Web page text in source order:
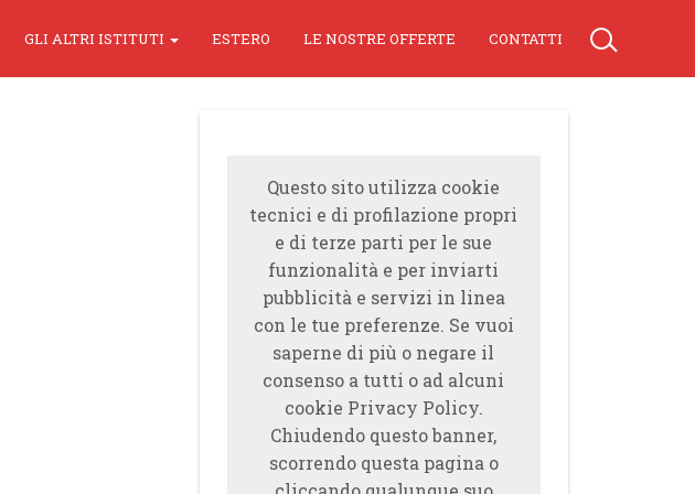
GLI ALTRI ISTITUTI ESTERO LE NOSTRE OFFERTE CONTATTI
Questo sito utilizza cookie
tecnici e di profilazione propri
e di terze parti per le sue
funzionalità e per inviarti
pubblicità e servizi in linea
con le tue preferenze. Se vuoi
saperne di più o negare il
consenso a tutti o ad alcuni
cookie Privacy Policy.
Chiudendo questo banner,
scorrendo questa pagina o